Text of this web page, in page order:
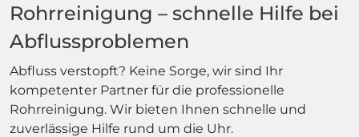
Rohrreinigung – schnelle Hilfe bei
Abflussproblemen
Abfluss verstopft? Keine Sorge, wir sind Ihr
kompetenter Partner für die professionelle
Rohrreinigung. Wir bieten Ihnen schnelle und
zuverlässige Hilfe rund um die Uhr.